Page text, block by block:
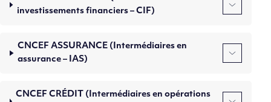
investissements financiers – CIF)
CNCEF ASSURANCE (Intermédiaires en
assurance – IAS)
CNCEF CRÉDIT (Intermédiaires en opérations